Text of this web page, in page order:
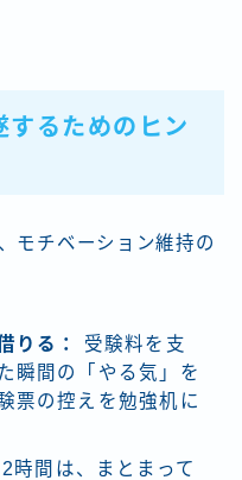
るためのヒン
モチベーション維持の
りる：
受験料を支
瞬間の「やる気」を
票の控えを勉強机に
時間は、まとまって